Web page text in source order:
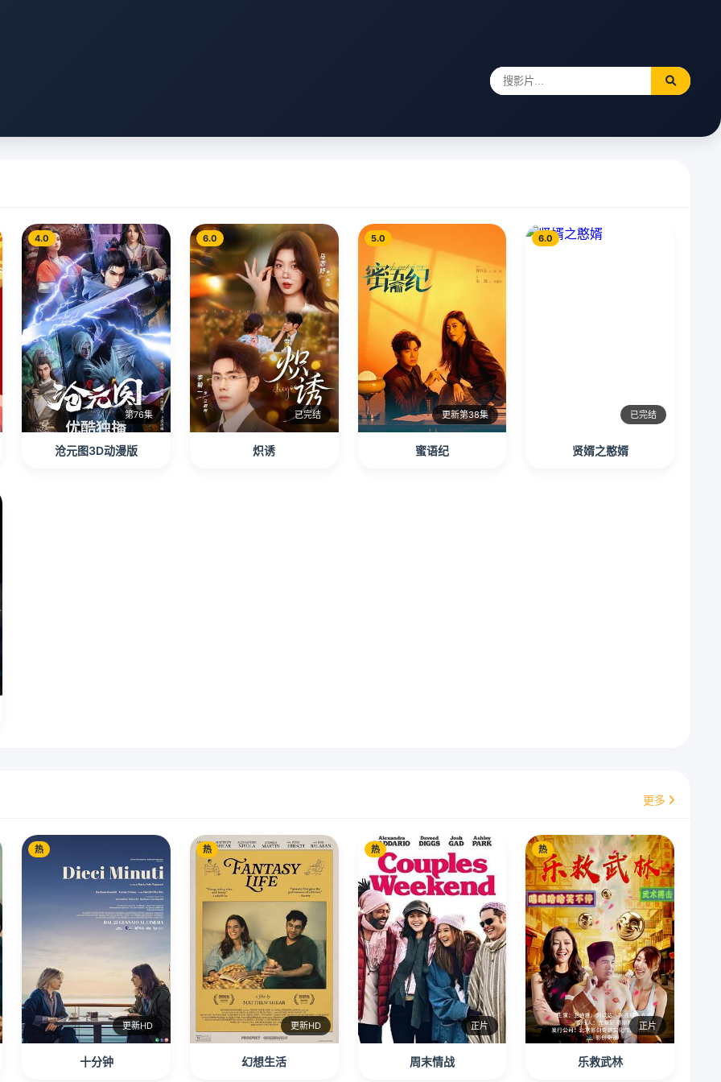
4.0
第76集
沧元图3D动漫版
6.0
已完结
炽诱
5.0
更新第38集
蜜语纪
6.0
已完结
贤婿之憨婿
更多
热
更新HD
十分钟
热
更新HD
幻想生活
热
正片
周末情战
热
正片
乐救武林